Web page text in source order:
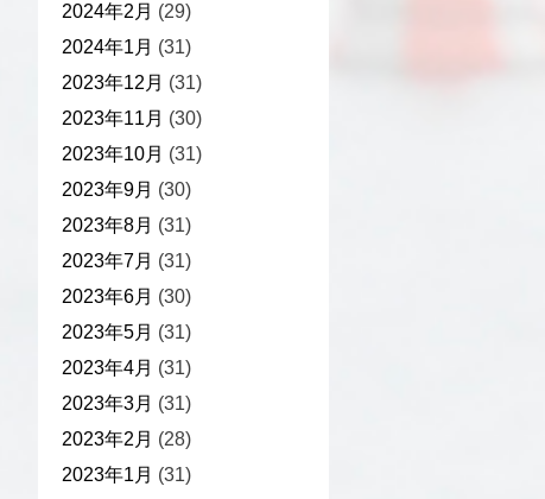
2024年2月 (29)
2024年1月 (31)
2023年12月 (31)
2023年11月 (30)
2023年10月 (31)
2023年9月 (30)
2023年8月 (31)
2023年7月 (31)
2023年6月 (30)
2023年5月 (31)
2023年4月 (31)
2023年3月 (31)
2023年2月 (28)
2023年1月 (31)